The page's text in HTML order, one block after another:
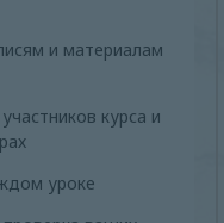
и материалам
курса и
уроке